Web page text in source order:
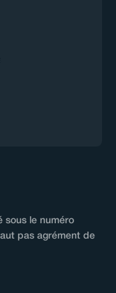
sous le numéro
pas agrément de